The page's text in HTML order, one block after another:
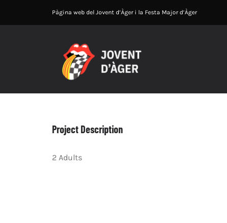
Pàgina web del Jovent d’Àger i la Festa Major d’Àger
Project Description
2 Adults